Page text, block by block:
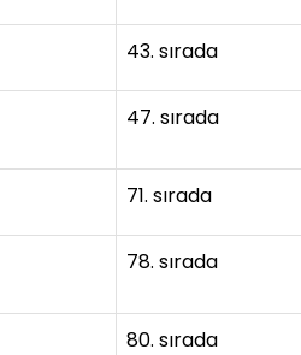
43. sırada
47. sırada
71. sırada
78. sırada
80. sırada